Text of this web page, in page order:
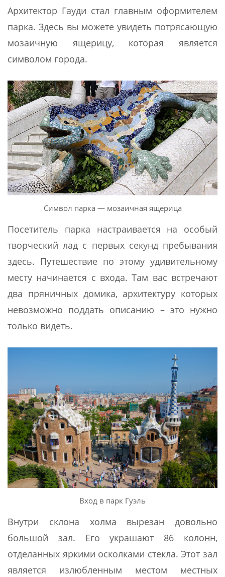
Архитектор Гауди стал главным оформителем
парка. Здесь вы можете увидеть потрясающую
мозаичную ящерицу, которая является
символом города.
Символ парка — мозаичная ящерица
Посетитель парка настраивается на особый
творческий лад с первых секунд пребывания
здесь. Путешествие по этому удивительному
месту начинается с входа. Там вас встречают
два пряничных домика, архитектуру которых
невозможно поддать описанию – это нужно
только видеть.
Вход в парк Гуэль
Внутри склона холма вырезан довольно
большой зал. Его украшают 86 колонн,
отделанных яркими осколками стекла. Этот зал
является излюбленным местом местных